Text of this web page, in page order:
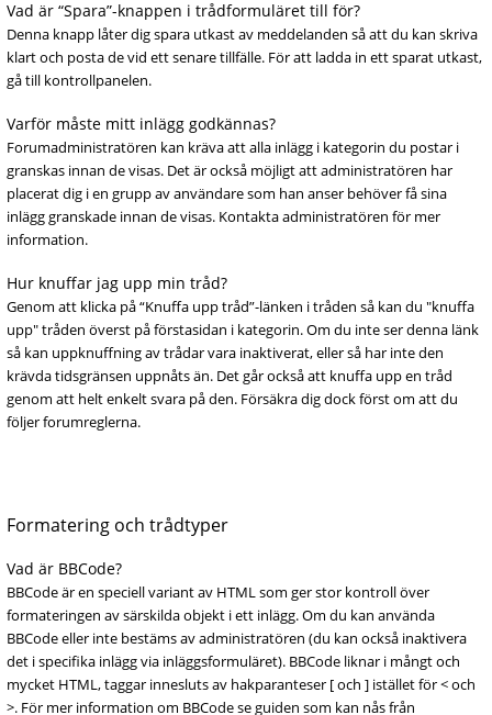
Vad är “Spara”-knappen i trådformuläret till för?
Denna knapp låter dig spara utkast av meddelanden så att du kan skriva
klart och posta de vid ett senare tillfälle. För att ladda in ett sparat utkast,
gå till kontrollpanelen.
Varför måste mitt inlägg godkännas?
Forumadministratören kan kräva att alla inlägg i kategorin du postar i
granskas innan de visas. Det är också möjligt att administratören har
placerat dig i en grupp av användare som han anser behöver få sina
inlägg granskade innan de visas. Kontakta administratören för mer
information.
Hur knuffar jag upp min tråd?
Genom att klicka på “Knuffa upp tråd”-länken i tråden så kan du "knuffa
upp" tråden överst på förstasidan i kategorin. Om du inte ser denna länk
så kan uppknuffning av trådar vara inaktiverat, eller så har inte den
krävda tidsgränsen uppnåts än. Det går också att knuffa upp en tråd
genom att helt enkelt svara på den. Försäkra dig dock först om att du
följer forumreglerna.
Formatering och trådtyper
Vad är BBCode?
BBCode är en speciell variant av HTML som ger stor kontroll över
formateringen av särskilda objekt i ett inlägg. Om du kan använda
BBCode eller inte bestäms av administratören (du kan också inaktivera
det i specifika inlägg via inläggsformuläret). BBCode liknar i mångt och
mycket HTML, taggar innesluts av hakparanteser [ och ] istället för < och
>. För mer information om BBCode se guiden som kan nås från